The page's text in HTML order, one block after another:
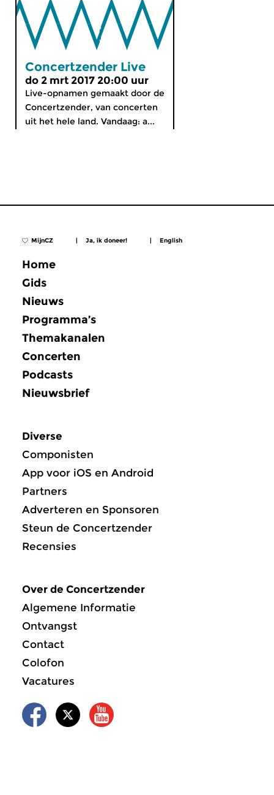
Concertzender Live
do 2 mrt 2017 20:00 uur
Live-opnamen gemaakt door de
Concertzender, van concerten
uit het hele land. Vandaag: a...
MijnCZ | Ja, ik doneer! | English
Home
Gids
Nieuws
Programma’s
Themakanalen
Concerten
Podcasts
Nieuwsbrief
Diverse
Componisten
App voor iOS en Android
Partners
Adverteren en Sponsoren
Steun de Concertzender
Recensies
Over de Concertzender
Algemene Informatie
Ontvangst
Contact
Colofon
Vacatures